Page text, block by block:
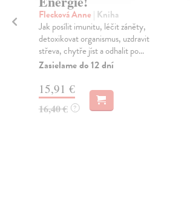
Flecková Anne | Kniha
Jak posílit imunitu, léčit záněty,
detoxikovat organismus, uzdravit
střeva, chytře jíst a odhalit po...
Zasielame do 12 dní
15,91 €
16,40 € ?